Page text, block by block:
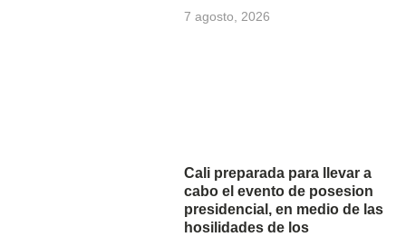
7 agosto, 2026
Cali preparada para llevar a
cabo el evento de posesion
presidencial, en medio de las
hosilidades de los